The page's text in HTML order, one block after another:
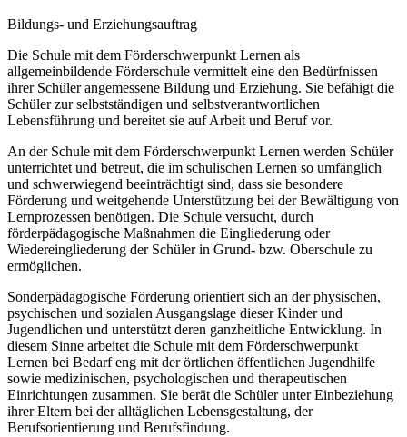
Bildungs- und Erziehungsauftrag
Die Schule mit dem Förderschwerpunkt Lernen als
allgemeinbildende Förderschule vermittelt eine den Bedürfnissen
ihrer Schüler angemessene Bildung und Erziehung. Sie befähigt die
Schüler zur selbstständigen und selbstverantwortlichen
Lebensführung und bereitet sie auf Arbeit und Beruf vor.
An der Schule mit dem Förderschwerpunkt Lernen werden Schüler
unterrichtet und betreut, die im schulischen Lernen so umfänglich
und schwerwiegend beeinträchtigt sind, dass sie besondere
Förderung und weitgehende Unterstützung bei der Bewältigung von
Lernprozessen benötigen. Die Schule versucht, durch
förderpädagogische Maßnahmen die Eingliederung oder
Wiedereingliederung der Schüler in Grund- bzw. Oberschule zu
ermöglichen.
Sonderpädagogische Förderung orientiert sich an der physischen,
psychischen und sozialen Ausgangslage dieser Kinder und
Jugendlichen und unterstützt deren ganzheitliche Entwicklung. In
diesem Sinne arbeitet die Schule mit dem Förderschwerpunkt
Lernen bei Bedarf eng mit der örtlichen öffentlichen Jugendhilfe
sowie medizinischen, psychologischen und therapeutischen
Einrichtungen zusammen. Sie berät die Schüler unter Einbeziehung
ihrer Eltern bei der alltäglichen Lebensgestaltung, der
Berufsorientierung und Berufsfindung.